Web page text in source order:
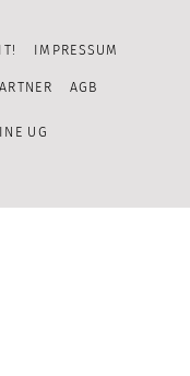
Channel
IMPRESSUM
AGB
UG